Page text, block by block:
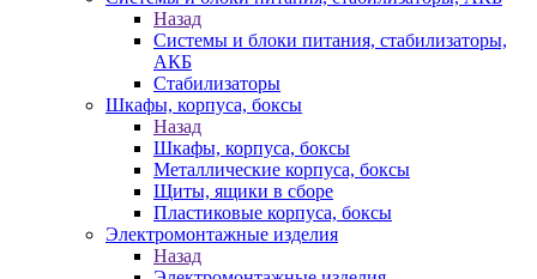
Назад
Системы и блоки питания, стабилизаторы,
АКБ
Стабилизаторы
Шкафы, корпуса, боксы
Назад
Шкафы, корпуса, боксы
Металлические корпуса, боксы
Щиты, ящики в сборе
Пластиковые корпуса, боксы
Электромонтажные изделия
Назад